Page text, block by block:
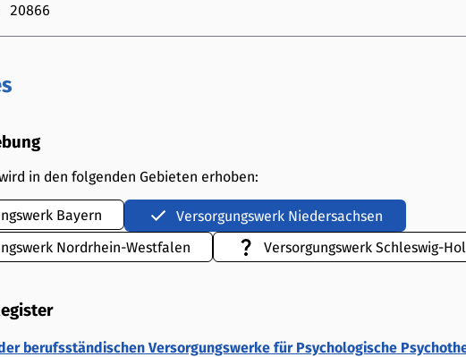
20866
in den folgenden Gebieten erhoben:
Bayern
Versorgungswerk Niedersachsen
Nordrhein-Westfalen
Versorgungswerk Schleswig-
berufsständischen Versorgungswerke für Psychologische